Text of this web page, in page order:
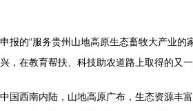
报的“服务贵州山地高原生态畜牧大产业
，在教育帮扶、科技助农道路上取得的又
国西南内陆，山地高原广布，生态资源丰